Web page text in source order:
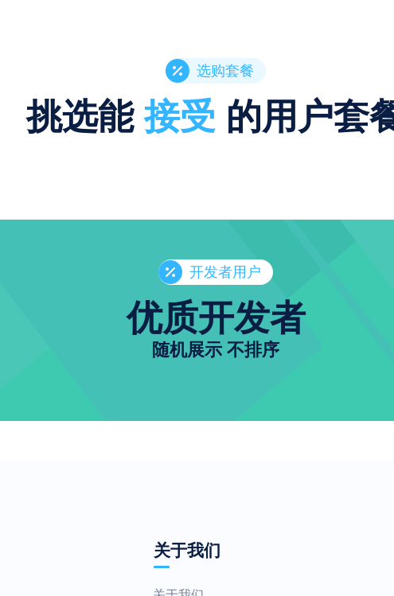
选购套餐
挑选能接受 的用户套
开发者用户
优质开发者
随机展示 不排序
关于我们